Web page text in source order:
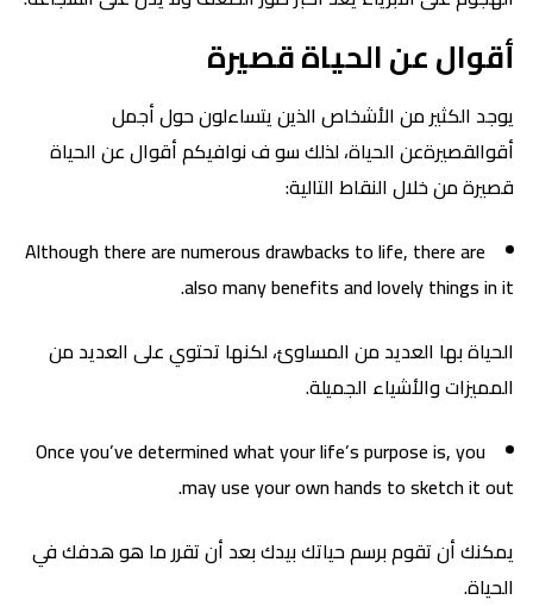
أقوال عن الحياة قصيرة
يوجد الكثير من الأشخاص الذين يتساءلون حول أجمل
أقوالقصيرةعن الحياة، لذلك سو ف نوافيكم أقوال عن الحياة
قصيرة من خلال النقاط التالية:
Although there are numerous drawbacks to life, there are
also many benefits and lovely things in it.
الحياة بها العديد من المساوئ، لكنها تحتوي على العديد من
المميزات والأشياء الجميلة.
Once you’ve determined what your life’s purpose is, you
may use your own hands to sketch it out.
يمكنك أن تقوم برسم حياتك بيدك بعد أن تقرر ما هو هدفك في
الحياة.